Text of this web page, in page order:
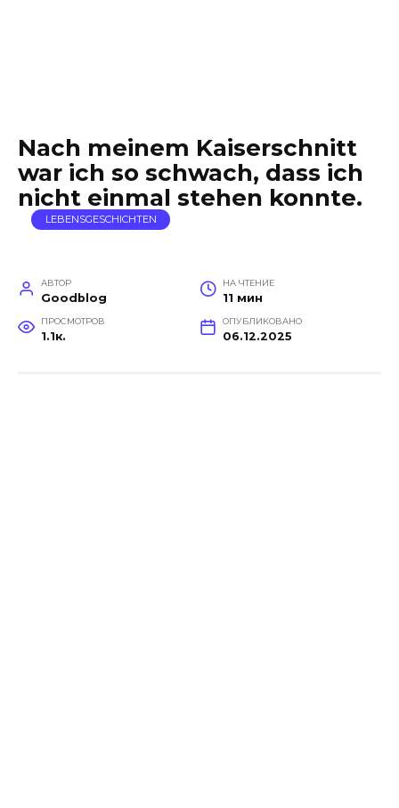
Nach meinem Kaiserschnitt
war ich so schwach, dass ich
nicht einmal stehen konnte.
LEBENSGESCHICHTEN
АВТОР
Goodblog
НА ЧТЕНИЕ
11 мин
ПРОСМОТРОВ
1.1к.
ОПУБЛИКОВАНО
06.12.2025